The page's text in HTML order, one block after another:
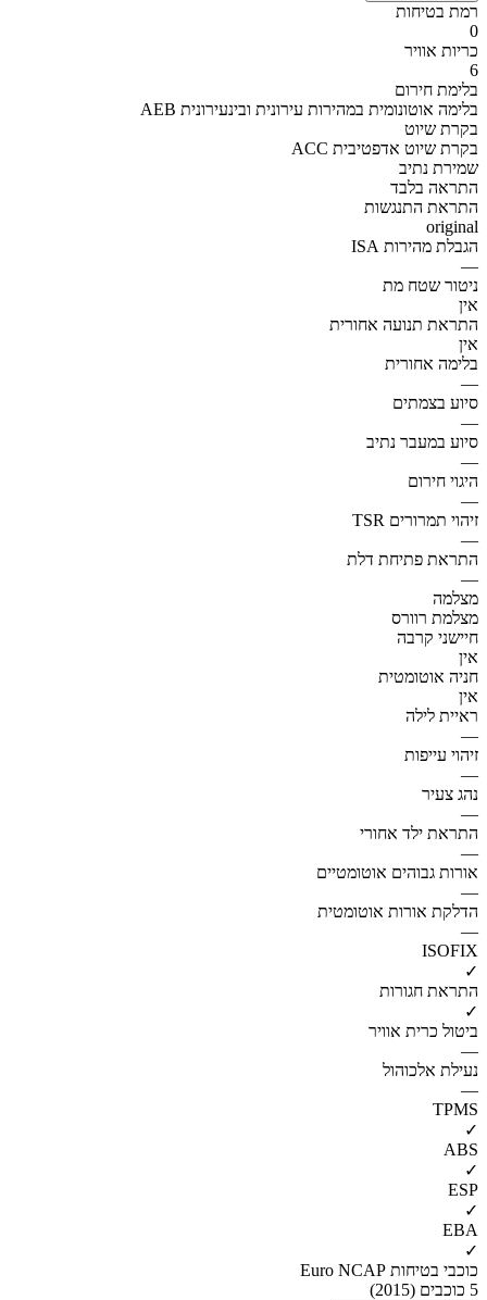
רמת בטיחות
0
כריות אוויר
6
בלימת חירום
AEB בלימה אוטונומית במהירות עירונית ובינעירונית
בקרת שיוט
ACC בקרת שיוט אדפטיבית
שמירת נתיב
התראה בלבד
התראת התנגשות
original
הגבלת מהירות ISA
—
ניטור שטח מת
אין
התראת תנועה אחורית
אין
בלימה אחורית
—
סיוע בצמתים
—
סיוע במעבר נתיב
—
היגוי חירום
—
זיהוי תמרורים TSR
—
התראת פתיחת דלת
—
מצלמה
מצלמת רוורס
חיישני קרבה
אין
חניה אוטומטית
אין
ראיית לילה
—
זיהוי עייפות
—
נהג צעיר
—
התראת ילד אחורי
—
אורות גבוהים אוטומטיים
—
הדלקת אורות אוטומטית
—
ISOFIX
✓
התראת חגורות
✓
ביטול כרית אוויר
—
נעילת אלכוהול
—
TPMS
✓
ABS
✓
ESP
✓
EBA
✓
כוכבי בטיחות Euro NCAP
5 כוכבים (2015)